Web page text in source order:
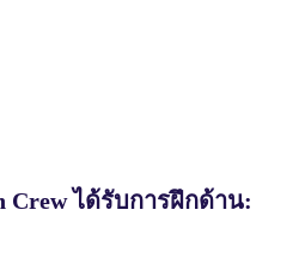
Crew ได้รับการฝึกด้าน: